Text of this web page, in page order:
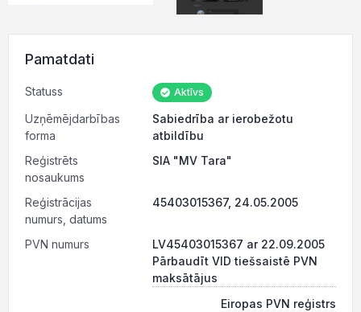
Pamatdati
Statuss Aktīvs
Uzņēmējdarbības
forma
Sabiedrība ar ierobežotu
atbildību
Reģistrēts
nosaukums
SIA "MV Tara"
Reģistrācijas
numurs, datums
45403015367, 24.05.2005
PVN numurs
LV45403015367 ar 22.09.2005
Pārbaudīt VID tiešsaistē PVN
maksātājus
Eiropas PVN reģistrs